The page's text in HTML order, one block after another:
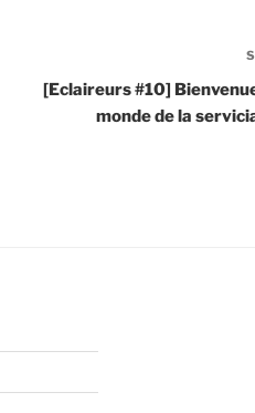
[Eclaireurs #10]
monde de la